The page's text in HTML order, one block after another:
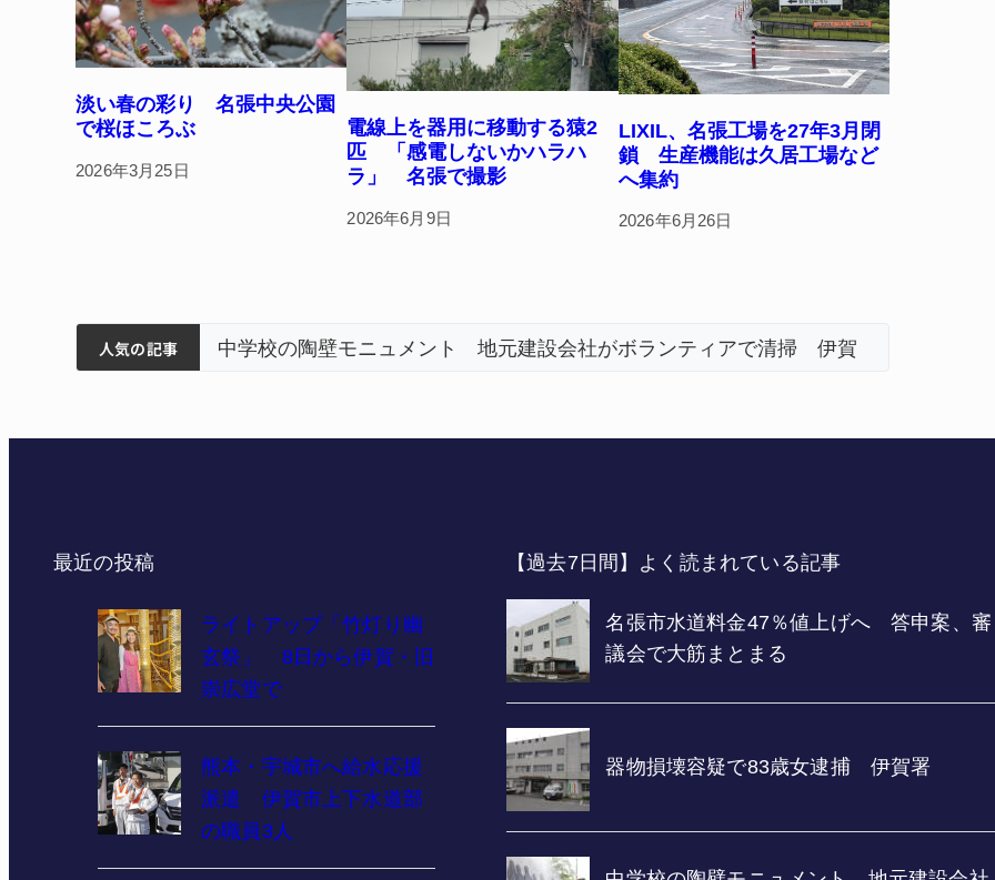
淡い春の彩り 名張中央公園
で桜ほころぶ
2026年3月25日
電線上を器用に移動する猿2
匹 「感電しないかハラハ
ラ」 名張で撮影
2026年6月9日
LIXIL、名張工場を27年3月閉
鎖 生産機能は久居工場など
へ集約
2026年6月26日
人気の記事
ンティアで清掃 伊賀 名張市立病院のDMAT、熊本地震の被災地へ 能登以来3回目の派遣
最近の投稿
ライトアップ「竹灯り幽
玄祭」 8日から伊賀・旧
崇広堂で
熊本・宇城市へ給水応援
派遣 伊賀市上下水道部
の職員3人
【過去7日間】よく読まれている記事